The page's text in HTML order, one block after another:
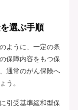
選ぶ手順
ように、一定の条
保障内容をもつ保
通常のがん保険へ
う。
引受基準緩和型保